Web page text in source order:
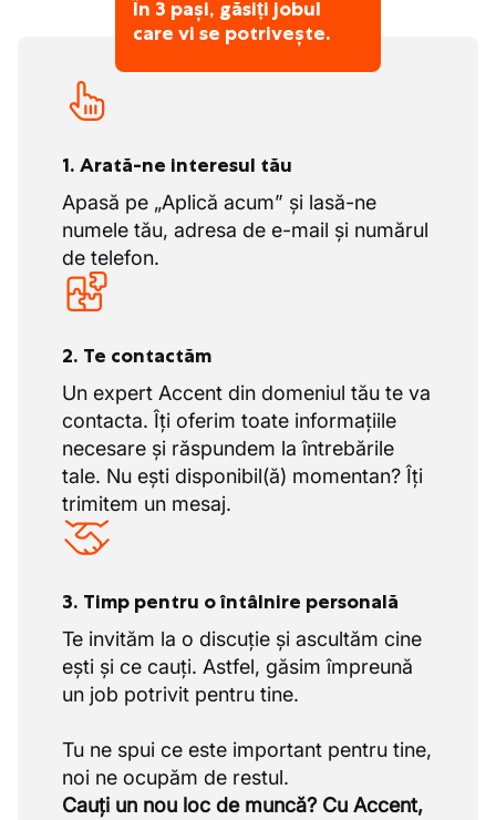
În 3 pași, găsiți jobul
care vi se potrivește.
1. Arată-ne interesul tău
Apasă pe „Aplică acum” și lasă-ne
numele tău, adresa de e-mail și numărul
de telefon.
2. Te contactăm
Un expert Accent din domeniul tău te va
contacta. Îți oferim toate informațiile
necesare și răspundem la întrebările
tale. Nu ești disponibil(ă) momentan? Îți
trimitem un mesaj.
3. Timp pentru o întâlnire personală
Te invităm la o discuție și ascultăm cine
ești și ce cauți. Astfel, găsim împreună
un job potrivit pentru tine.
Tu ne spui ce este important pentru tine,
Cauți un nou loc de muncă? Cu Accent,